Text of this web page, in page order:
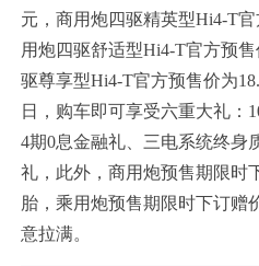
元，商用炮四驱精英型Hi4-T
用炮四驱舒适型Hi4-T官方预
驱尊享型Hi4-T官方预售价为
日，购车即可享受六重大礼：
4期0息金融礼、三电系统终身
礼，此外，商用炮预售期限时
胎，乘用炮预售期限时下订赠
意拉满。